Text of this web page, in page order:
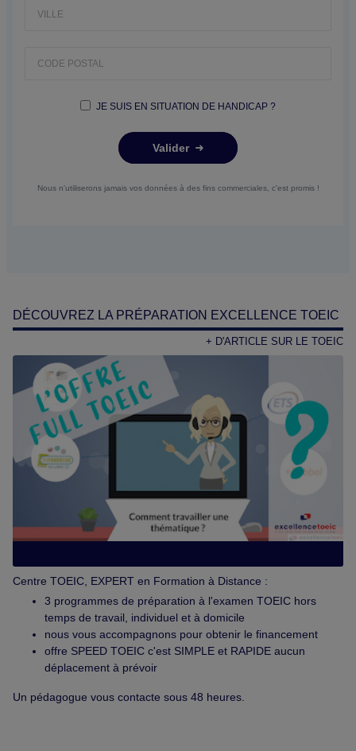
JE SUIS EN SITUATION DE HANDICAP ?
Valider
Nous n'utiliserons jamais vos données à des fins commerciales, c'est promis !
DÉCOUVREZ LA PRÉPARATION EXCELLENCE TOEIC
+ D'ARTICLE SUR LE TOEIC
Centre TOEIC, EXPERT en Formation à Distance :
3 programmes de préparation à l'examen TOEIC hors
temps de travail, individuel et à domicile
nous vous accompagnons pour obtenir le financement
offre SPEED TOEIC c'est SIMPLE et RAPIDE aucun
déplacement à prévoir
Un pédagogue vous contacte sous 48 heures.